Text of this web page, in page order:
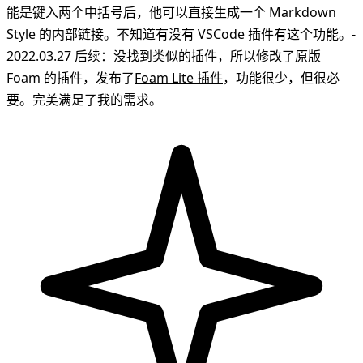
能是键入两个中括号后，他可以直接生成一个 Markdown
Style 的内部链接。不知道有没有 VSCode 插件有这个功能。-
2022.03.27 后续：没找到类似的插件，所以修改了原版
Foam 的插件，发布了Foam Lite 插件，功能很少，但很必
要。完美满足了我的需求。